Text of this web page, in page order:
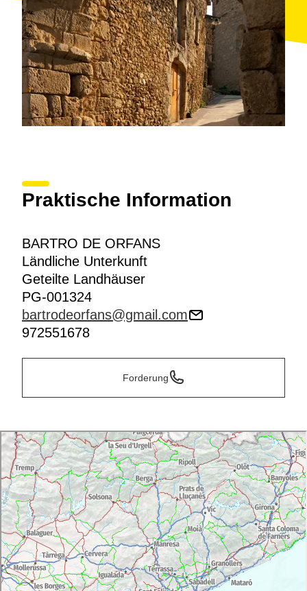
betreiben.
Praktische Information
BARTRO DE ORFANS
Ländliche Unterkunft
Geteilte Landhäuser
PG-001324
bartrodeorfans@gmail.com
972551678
Forderung